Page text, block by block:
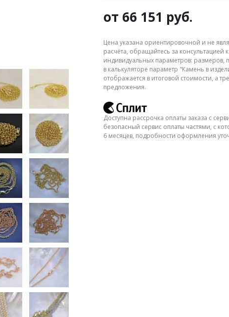
от 66 151 руб.
Цена указана ориентировочной и не
расчёта, обращайтесь за
индивидуальных параметров: размеров,
в калькуляторе параметр "Камень в
отображается в итоговой стоимости, а
предложения.
Доступна рассрочка оплаты заказа с
безопасный сервис оплаты частями, с
6 месяцев, подробности оформления